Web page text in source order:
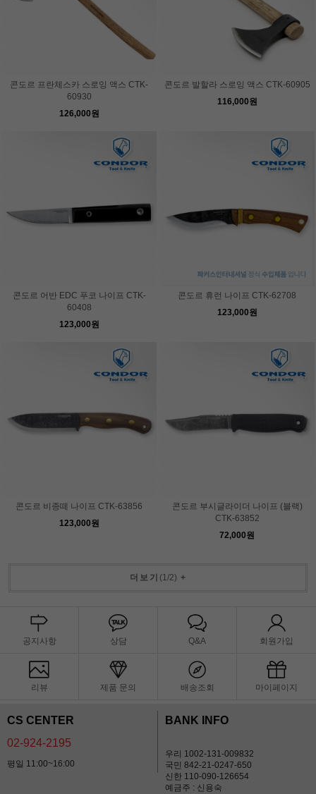
콘도르 프란체스카 스로잉 액스 CTK-
60930
126,000원
콘도르 발할라 스로잉 액스 CTK-60905
116,000원
콘도르 어반 EDC 푸코 나이프 CTK-
60408
123,000원
콘도르 휴런 나이프 CTK-62708
123,000원
콘도르 비종떼 나이프 CTK-63856
123,000원
콘도르 부시글라이더 나이프 (블랙)
CTK-63852
72,000원
더보기 (1 /2) +
공지사항 상담 Q&A 회원가입
리뷰 제품 문의 배송조회 마이페이지
CS CENTER
02-924-2195
평일 11:00~16:00
BANK INFO
우리 1002-131-009832
국민 842-21-0247-650
신한 110-090-126654
예금주 : 신용숙